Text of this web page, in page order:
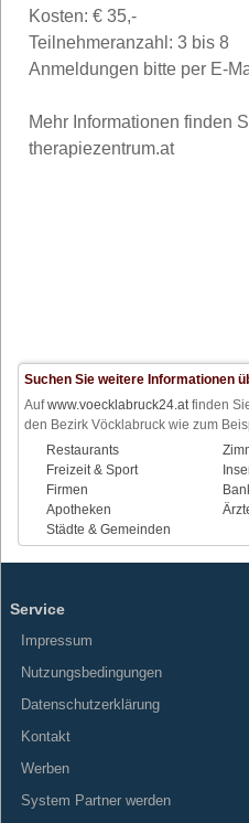
Kosten: € 35,-
Teilnehmeranzahl: 3 bis 8
Anmeldungen bitte per E-
Mehr Informationen finden
therapiezentrum.at
Suchen Sie weitere Informationen
Aufwww.voecklabruck24.atfinden
den Bezirk Vöcklabruck wie zum
Restaurants
Freizeit & Sport
Firmen
Apotheken
Städte & Gemeinden
Service
Impressum
Nutzungsbedingungen
Datenschutzerklärung
Kontakt
Werben
System Partner werden